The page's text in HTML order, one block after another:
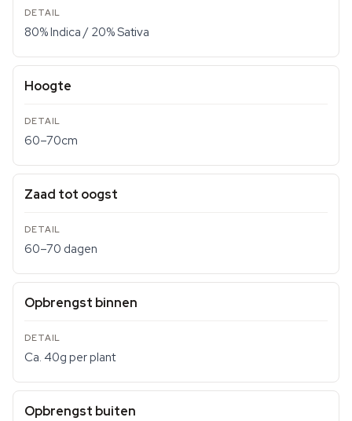
80% Indica / 20% Sativa
Hoogte
60–70cm
Zaad tot oogst
60–70 dagen
Opbrengst binnen
Ca. 40g per plant
Opbrengst buiten